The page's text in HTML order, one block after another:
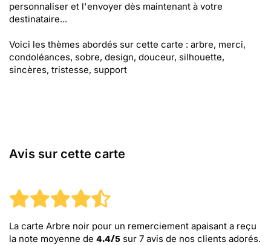
personnaliser et l'envoyer dès maintenant à votre
destinataire...
Voici les thèmes abordés sur cette carte : arbre, merci,
condoléances, sobre, design, douceur, silhouette,
sincères, tristesse, support
Avis sur cette carte
La carte Arbre noir pour un remerciement apaisant a reçu
la note moyenne de 4.4/5 sur 7 avis de nos clients adorés.